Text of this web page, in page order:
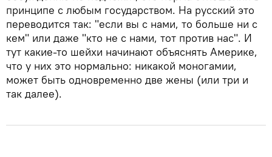
принципе с любым государством. На русский это
переводится так: "если вы с нами, то больше ни с
кем" или даже "кто не с нами, тот против нас". И
тут какие-то шейхи начинают объяснять Америке,
что у них это нормально: никакой моногамии,
может быть одновременно две жены (или три и
так далее).